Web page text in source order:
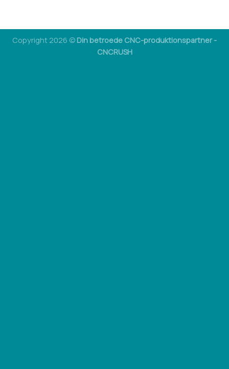
Copyright 2026 © Din betroede CNC-produktionspartner -
CNCRUSH